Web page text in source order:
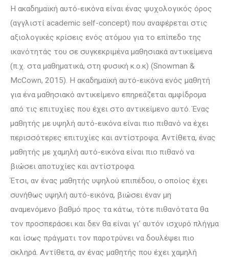
Η ακαδημαϊκή αυτό-εικόνα είναι ένας ψυχολογικός όρος
(αγγλιστί academic self-concept) που αναφέρεται στις
αξιολογικές κρίσεις ενός ατόμου για το επίπεδο της
ικανότητάς του σε συγκεκριμένα μαθησιακά αντικείμενα
(π.χ. στα μαθηματικά, στη φυσική κ.ο.κ) (Snowman &
McCown, 2015). Η ακαδημαϊκή αυτό-εικόνα ενός μαθητή
για ένα μαθησιακό αντικείμενο επηρεάζεται αμφίδρομα
από τις επιτυχίες που έχει στο αντικείμενο αυτό. Ένας
μαθητής με υψηλή αυτό-εικόνα είναι πιο πιθανό να έχει
περισσότερες επιτυχίες και αντίστροφα. Αντίθετα, ένας
μαθητής με χαμηλή αυτό-εικόνα είναι πιο πιθανό να
βιώσει αποτυχίες και αντίστροφα.
Έτσι, αν ένας μαθητής υψηλού επιπέδου, ο οποίος έχει
συνήθως υψηλή αυτό-εικόνα, βιώσει έναν μη
αναμενόμενο βαθμό προς τα κάτω, τότε πιθανότατα θα
τον προσπεράσει και δεν θα είναι γι’ αυτόν ισχυρό πλήγμα
και ίσως πράγ­ματι τον παροτρύνει να δουλέψει πιο
σκληρά. Αντίθετα, αν ένας μαθητής που έχει χαμηλή